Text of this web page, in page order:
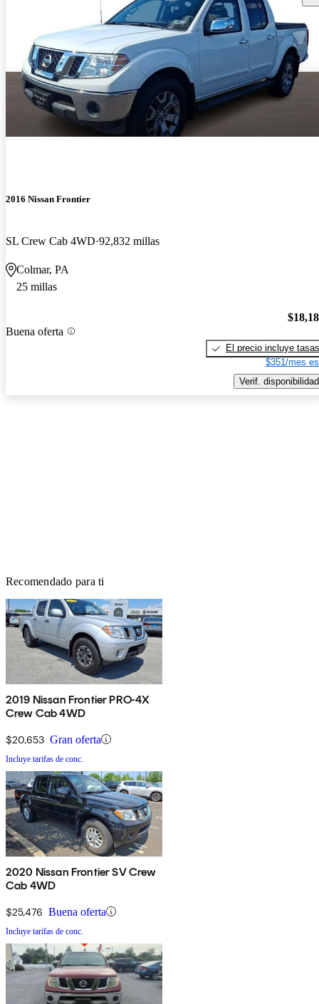
2016 Nissan Frontier
SL Crew Cab 4WD 92,832 millas
Colmar, PA
25 millas
Buena oferta
El precio incluye tasas
$351/mes
Verif. disponibilidad
Recomendado para ti
2019 Nissan Frontier PRO-4X
Crew Cab 4WD
$20,653 Gran oferta
Incluye tarifas de conc.
2020 Nissan Frontier SV Crew
Cab 4WD
$25,476 Buena oferta
Incluye tarifas de conc.